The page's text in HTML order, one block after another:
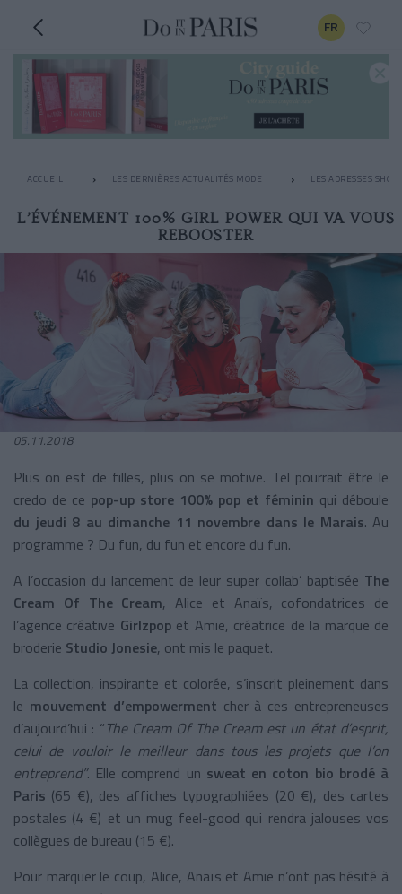
FR
ACCUEIL LES DERNIÈRES ACTUALITÉS MODE LES ADRESSES
L’ÉVÉNEMENT 100% GIRL POWER QUI VA VOUS
REBOOSTER
05.11.2018
Plus on est de filles, plus on se motive. Tel pourrait être le
credo de ce pop-up store 100% pop et féminin qui déboule
du jeudi 8 au dimanche 11 novembre dans le Marais. Au
programme ? Du fun, du fun et encore du fun.
A l’occasion du lancement de leur super collab’ baptisée The
Cream Of The Cream, Alice et Anaïs, cofondatrices de
l’agence créative Girlzpop et Amie, créatrice de la marque de
broderie Studio Jonesie, ont mis le paquet.
La collection, inspirante et colorée, s’inscrit pleinement dans
le mouvement d’empowerment cher à ces entrepreneuses
d’aujourd’hui : “The Cream Of The Cream est un état d’esprit,
celui de vouloir le meilleur dans tous les projets que l’on
entreprend”. Elle comprend un sweat en coton bio brodé à
Paris (65 €), des affiches typographiées (20 €), des cartes
postales (4 €) et un mug feel-good qui rendra jalouses vos
collègues de bureau (15 €).
Pour marquer le coup, Alice, Anaïs et Amie n’ont pas hésité à